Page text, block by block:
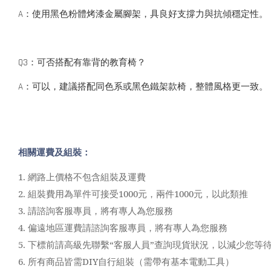
A：使用黑色粉體烤漆金屬腳架，具良好支撐力與抗傾穩定性。
Q3：可否搭配有靠背的教育椅？
A：可以，建議搭配同色系或黑色鐵架款椅，整體風格更一致。
相關運費及組裝：
1. 網路上價格不包含組裝及運費
2. 組裝費用為單件可接受1000元，兩件1000元，以此類推
3. 請諮詢客服專員，將有專人為您服務
4. 偏遠地區運費請諮詢客服專員，將有專人為您服務
5. 下標前請高級先聯繫“客服人員”查詢現貨狀況，以減少您等
6. 所有商品皆需DIY自行組裝（需帶有基本電動工具）